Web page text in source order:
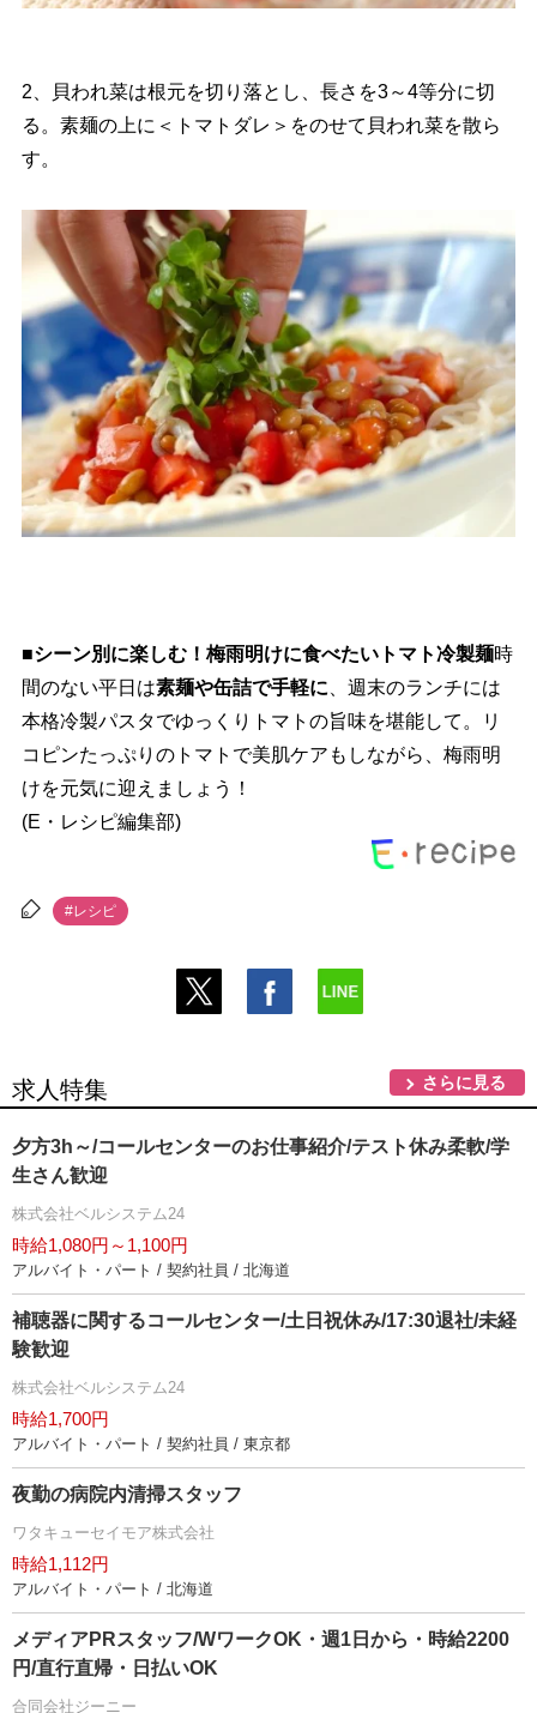
2、貝われ菜は根元を切り落とし、長さを3～4等分に切
る。素麺の上に＜トマトダレ＞をのせて貝われ菜を散ら
す。
■シーン別に楽しむ！梅雨明けに食べたいトマト冷製麺時
間のない平日は素麺や缶詰で手軽に 、週末のランチには
本格冷製パスタでゆっくりトマトの旨味を堪能して。リ
コピンたっぷりのトマトで美肌ケアもしながら、梅雨明
けを元気に迎えましょう！
(E・レシピ編集部)
#レシピ
求人特集 さらに見る
夕方3h～/コールセンターのお仕事紹介/テスト休み柔軟/学
生さん歓迎
株式会社ベルシステム24
時給1,080円～1,100円
アルバイト・パート / 契約社員 / 北海道
補聴器に関するコールセンター/土日祝休み/17:30退社/未経
験歓迎
株式会社ベルシステム24
時給1,700円
アルバイト・パート / 契約社員 / 東京都
夜勤の病院内清掃スタッフ
ワタキューセイモア株式会社
時給1,112円
アルバイト・パート / 北海道
メディアPRスタッフ/WワークOK・週1日から・時給2200
円/直行直帰・日払いOK
合同会社ジーニー